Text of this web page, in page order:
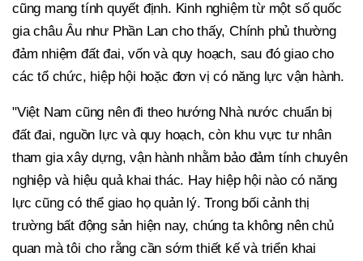
cũng mang tính quyết định. Kinh nghiệm từ một số quốc
gia châu Âu như Phần Lan cho thấy, Chính phủ thường
đảm nhiệm đất đai, vốn và quy hoạch, sau đó giao cho
các tổ chức, hiệp hội hoặc đơn vị có năng lực vận hành.
"Việt Nam cũng nên đi theo hướng Nhà nước chuẩn bị
đất đai, nguồn lực và quy hoạch, còn khu vực tư nhân
tham gia xây dựng, vận hành nhằm bảo đảm tính chuyên
nghiệp và hiệu quả khai thác. Hay hiệp hội nào có năng
lực cũng có thể giao họ quản lý. Trong bối cảnh thị
trường bất động sản hiện nay, chúng ta không nên chủ
quan mà tôi cho rằng cần sớm thiết kế và triển khai